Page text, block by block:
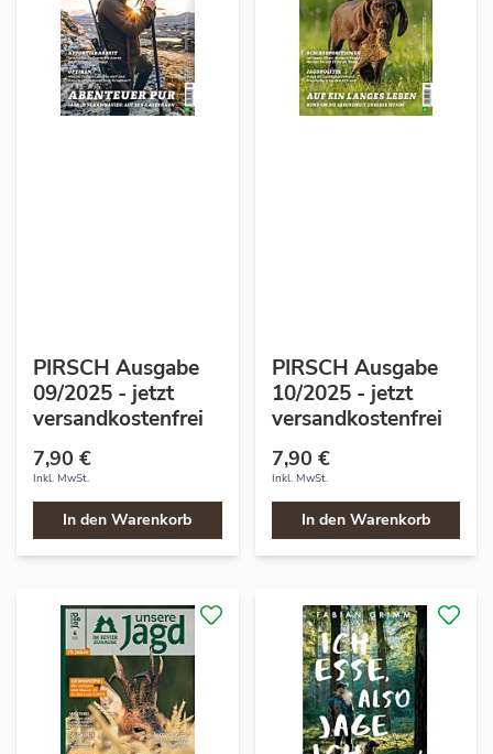
PIRSCH Ausgabe
09/2025 - jetzt
versandkostenfrei
7,90 €
Inkl. MwSt.
In den Warenkorb
PIRSCH Ausgabe
10/2025 - jetzt
versandkostenfrei
7,90 €
Inkl. MwSt.
In den Warenkorb